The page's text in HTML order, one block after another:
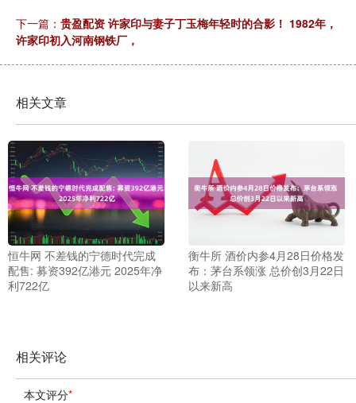
下一篇： 贵盈配资 许家印与妻子丁玉梅年轻时的合影！ 1982年，
许家印初入河南钢铁厂，
相关文章
恒牛网 不差钱的宁德时代完成
配售: 募资392亿港元 2025年净
利722亿
衡牛所 酒价内参4月28日价格发
布：茅台系领涨 总价创3月22日
以来新高
相关评论
本文评分*